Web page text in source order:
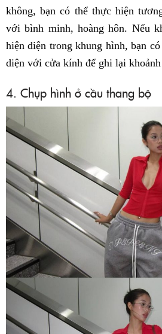
không, bạn có thể thực hiện
với bình minh, hoàng hôn. Nếu
hiện diện trong khung hình, bạn
diện với cửa kính để ghi lại khoảnh
4. Chụp hình ở cầu thang bộ